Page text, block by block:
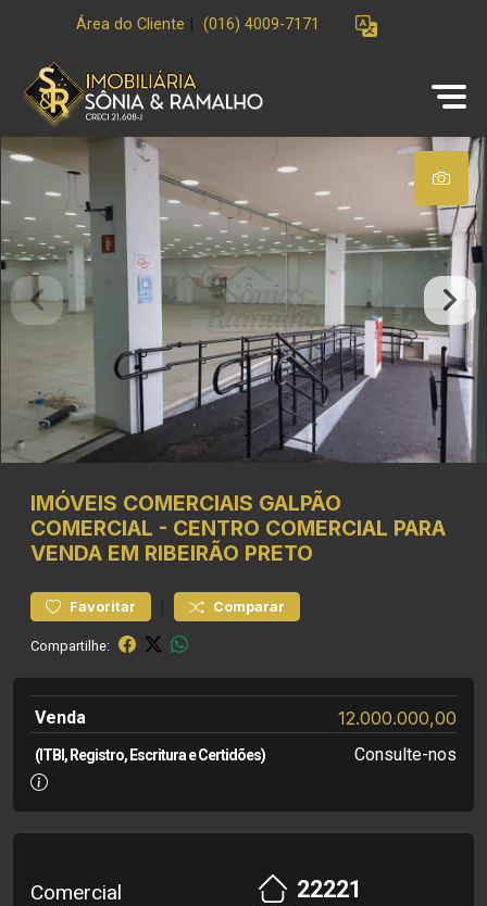
Área do Cliente (016) 4009-7171
IMÓVEIS COMERCIAIS GALPÃO
COMERCIAL - CENTRO COMERCIAL PARA
VENDA EM RIBEIRÃO PRETO
Favoritar Comparar
Compartilhe:
Venda 12.000.000,00
(ITBI, Registro, Escritura e Certidões) Consulte-nos
Comercial 22221